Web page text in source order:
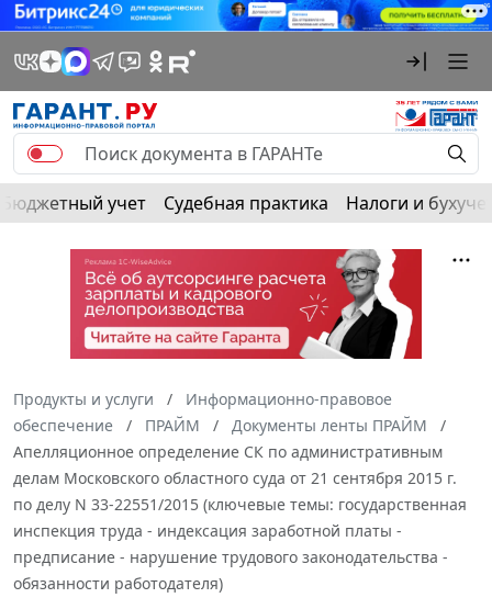
Бюджетный учет Судебная практика Налоги и
Продукты и услуги
Информационно-правовое
обеспечение
ПРАЙМ
Документы ленты ПРАЙМ
Апелляционное определение СК по административным
делам Московского областного суда от 21 сентября 2015 г.
по делу N 33-22551/2015 (ключевые темы: государственная
инспекция труда - индексация заработной платы -
предписание - нарушение трудового законодательства -
обязанности работодателя)